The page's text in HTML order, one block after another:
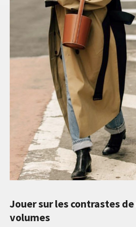
Jouer sur les contrastes
volumes